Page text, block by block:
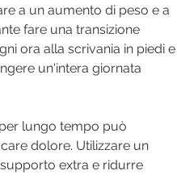
a un aumento di peso e a
fare una transizione
ora alla scrivania in piedi e
un'intera giornata
lungo tempo può
dolore. Utilizzare un
extra e ridurre